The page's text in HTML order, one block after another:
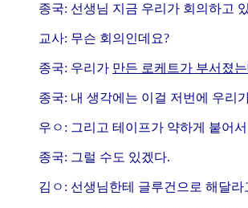
종국: 선생님 지금 우리가 회의하고
교사: 무슨 회의인데요?
종국: 우리가 만든 로케트가 부서졌
종국: 내 생각에는 이걸 저번에 우리
우ㅇ: 그리고 테이프가 약하게 붙어
종국: 그럴 수도 있겠다.
김ㅇ: 선생님한테 글루건으로 해달라